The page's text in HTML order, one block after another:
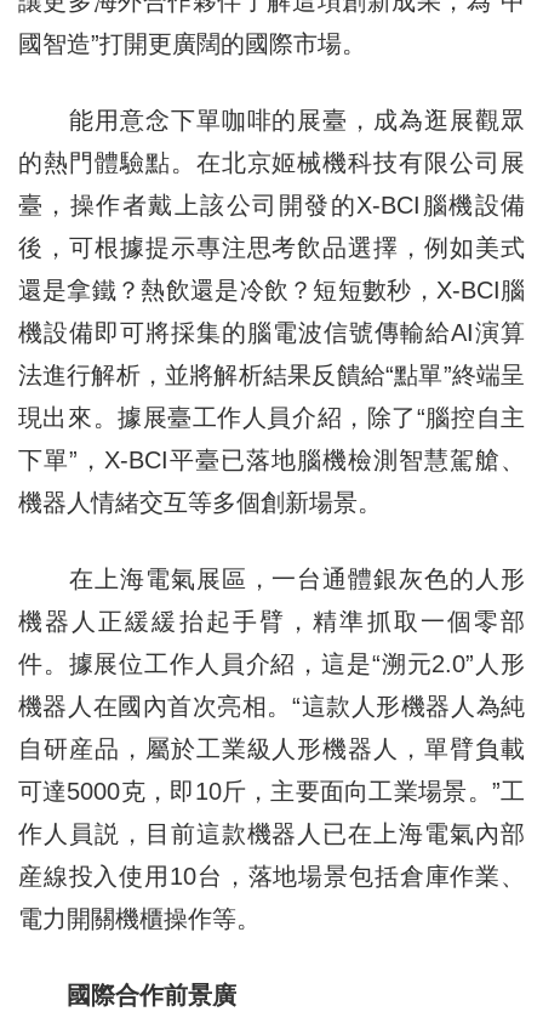
國智造”打開更廣闊的國際市場。
能用意念下單咖啡的展臺，成為逛展觀眾
的熱門體驗點。在北京姬械機科技有限公司展
臺，操作者戴上該公司開發的X-BCI腦機設備
後，可根據提示專注思考飲品選擇，例如美式
還是拿鐵？熱飲還是冷飲？短短數秒，X-BCI腦
機設備即可將採集的腦電波信號傳輸給AI演算
法進行解析，並將解析結果反饋給“點單”終端呈
現出來。據展臺工作人員介紹，除了“腦控自主
下單”，X-BCI平臺已落地腦機檢測智慧駕艙、
機器人情緒交互等多個創新場景。
在上海電氣展區，一台通體銀灰色的人形
機器人正緩緩抬起手臂，精準抓取一個零部
件。據展位工作人員介紹，這是“溯元2.0”人形
機器人在國內首次亮相。“這款人形機器人為純
自研産品，屬於工業級人形機器人，單臂負載
可達5000克，即10斤，主要面向工業場景。”工
作人員説，目前這款機器人已在上海電氣內部
産線投入使用10台，落地場景包括倉庫作業、
電力開關機櫃操作等。
國際合作前景廣